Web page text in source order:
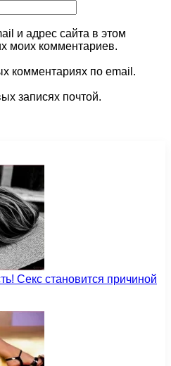
и адрес сайта в этом
моих комментариев.
комментариях по email.
записях почтой.
Секс становится причиной